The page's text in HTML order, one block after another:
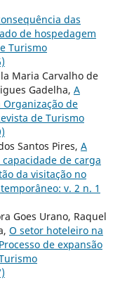
das
de hospedagem
Turismo
Maria Carvalho de
Gadelha, A
de
de Turismo
Santos Pires, A
de carga
da visitação no
v. 2 n. 1
Goes Urano, Raquel
O setor hoteleiro na
de expansão